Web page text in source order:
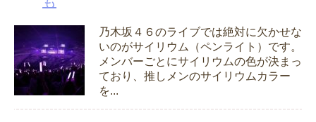
乃木坂４６のライブでは絶対に欠かせな
いのがサイリウム（ペンライト）です。
メンバーごとにサイリウムの色が決まっ
ており、推しメンのサイリウムカラー
を...